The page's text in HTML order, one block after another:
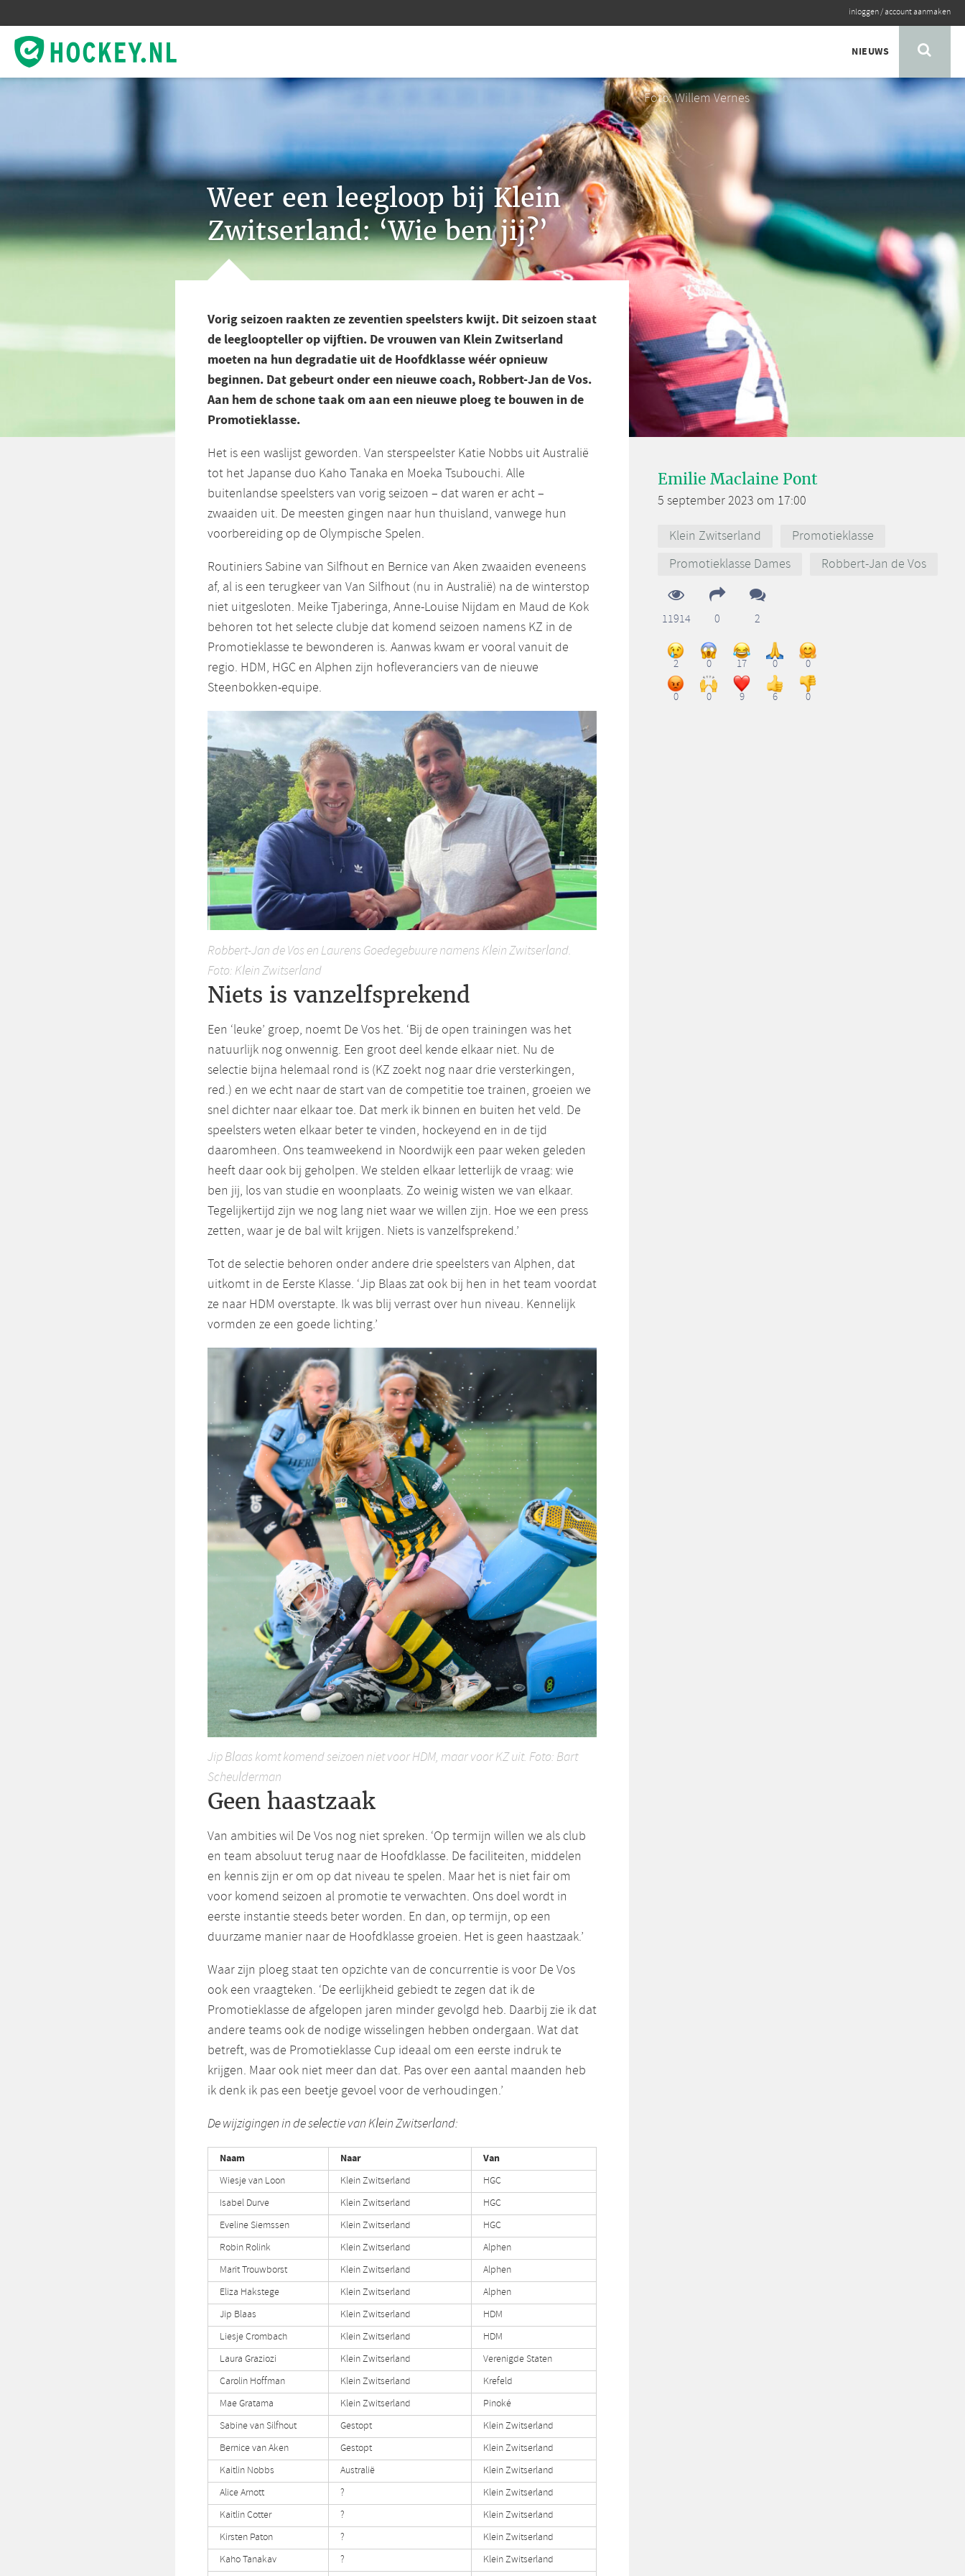
inloggen/account aanmaken
NIEUWS
Foto: Willem Vernes
Weer een leegloop bij Klein
Zwitserland: ‘Wie ben jij?’
Vorig seizoen raakten ze zeventien speelsters kwijt. Dit seizoen staat
de leegloopteller op vijftien. De vrouwen van Klein Zwitserland
moeten na hun degradatie uit de Hoofdklasse wéér opnieuw
beginnen. Dat gebeurt onder een nieuwe coach, Robbert-Jan de Vos.
Aan hemde schone taak om aan een nieuwe ploeg te bouwen in de
Promotieklasse.
Het is een waslijst geworden. Van sterspeelster Katie Nobbs uit Australië
tot het Japanse duo Kaho Tanaka en Moeka Tsubouchi. Alle
buitenlandse speelsters van vorig seizoen – dat waren er acht –
zwaaiden uit. De meesten gingen naar hun thuisland, vanwege hun
voorbereiding op de Olympische Spelen.
Routiniers Sabine van Silfhout en Bernice van Aken zwaaiden eveneens
af, al is een terugkeer van Van Silfhout (nu in Australië) na de winterstop
niet uitgesloten. Meike Tjaberinga, Anne-Louise Nijdam en Maud de Kok
behoren tot het selecte clubje dat komend seizoen namens KZ in de
Promotieklasse te bewonderen is. Aanwas kwam er vooral vanuit de
regio. HDM, HGC en Alphen zijn hofleveranciers van de nieuwe
Steenbokken-equipe.
Robbert-Jan de Vos en Laurens Goedegebuure namens Klein Zwitserland.
Foto: Klein Zwitserland
Niets is vanzelfsprekend
Een ‘leuke’ groep, noemt De Vos het. ‘Bij de open trainingen was het
natuurlijk nog onwennig. Een groot deel kende elkaar niet. Nu de
selectie bijna helemaal rond is (KZ zoekt nog naar drie versterkingen,
red.) en we echt naar de start van de competitie toe trainen, groeien we
snel dichter naar elkaar toe. Dat merk ik binnen en buiten het veld. De
speelsters weten elkaar beter te vinden, hockeyend en in de tijd
daaromheen. Ons teamweekend in Noordwijk een paar weken geleden
heeft daar ook bij geholpen. We stelden elkaar letterlijk de vraag: wie
ben jij, los van studie en woonplaats. Zo weinig wisten we van elkaar.
Tegelijkertijd zijn we nog lang niet waar we willen zijn. Hoe we een press
zetten, waar je de bal wilt krijgen. Niets is vanzelfsprekend.’
Tot de selectie behoren onder andere drie speelsters van Alphen, dat
uitkomt in de Eerste Klasse. ‘Jip Blaas zat ook bij hen in het team voordat
ze naar HDM overstapte. Ik was blij verrast over hun niveau. Kennelijk
vormden ze een goede lichting.’
Jip Blaas komt komend seizoen niet voor HDM, maar voor KZ uit. Foto: Bart
Scheulderman
Geen haastzaak
Van ambities wil De Vos nog niet spreken. ‘Op termijn willen we als club
en team absoluut terug naar de Hoofdklasse. De faciliteiten, middelen
en kennis zijn er om op dat niveau te spelen. Maar het is niet fair om
voor komend seizoen al promotie te verwachten. Ons doel wordt in
eerste instantie steeds beter worden. En dan, op termijn, op een
duurzame manier naar de Hoofdklasse groeien. Het is geen haastzaak.’
Waar zijn ploeg staat ten opzichte van de concurrentie is voor De Vos
ook een vraagteken. ‘De eerlijkheid gebiedt te zegen dat ik de
Promotieklasse de afgelopen jaren minder gevolgd heb. Daarbij zie ik dat
andere teams ook de nodige wisselingen hebben ondergaan. Wat dat
betreft, was de Promotieklasse Cup ideaal om een eerste indruk te
krijgen. Maar ook niet meer dan dat. Pas over een aantal maanden heb
ik denk ik pas een beetje gevoel voor de verhoudingen.’
De wijzigingen in de selectie van Klein Zwitserland:
Naam Naar Van
Wiesje van Loon Klein Zwitserland
HGC
Isabel Durve
Klein Zwitserland
HGC
Eveline Siemssen
Klein Zwitserland
HGC
Robin Rolink
Klein Zwitserland
Alphen
Marit Trouwborst
Klein Zwitserland
Alphen
Eliza Hakstege
Klein Zwitserland
Alphen
Jip Blaas
Klein Zwitserland
HDM
Liesje Crombach
Klein Zwitserland
HDM
Laura Graziozi
Klein Zwitserland
Verenigde Staten
Carolin Hoffman
Klein Zwitserland
Krefeld
Mae Gratama
Klein Zwitserland
Pinoké
Sabine van Silfhout
Gestopt
Klein Zwitserland
Bernice van Aken
Gestopt
Klein Zwitserland
Kaitlin Nobbs
Australië
Klein Zwitserland
Alice Arnott
?
Klein Zwitserland
Kaitlin Cotter
?
Klein Zwitserland
Kirsten Paton
?
Klein Zwitserland
Kaho Tanakav
?
Klein Zwitserland
Emilie Maclaine Pont
5 september 2023 om 17:00
Klein Zwitserland
Promotieklasse
Promotieklasse Dames
Robbert-Jan de Vos
11914 0 2
2 0 17 0 0
0 0 9 6 0